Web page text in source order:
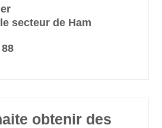
secteur de Ham
obtenir des